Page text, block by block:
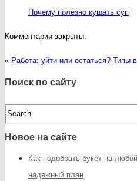
Почему полезно кушать суп
Комментарии закрыты.
« Работа: уйти или остаться? Типы
Поиск по сайту
Новое на сайте
Как подобрать букет на
надежный план